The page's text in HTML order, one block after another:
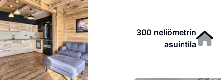
300 neliömetrin
asuintila